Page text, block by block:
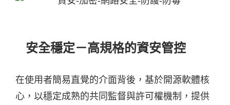
安全穩定－高規格的資安管控
在使用者簡易直覺的介面背後，基於開源軟體核
心，以穩定成熟的共同監督與許可權機制，提供